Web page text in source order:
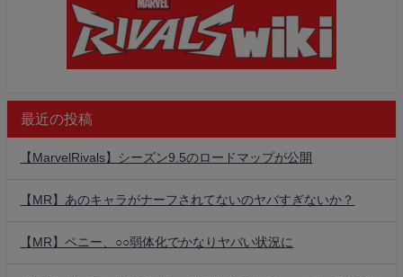
最近の投稿
【MarvelRivals】シーズン9.5のロードマップが公開
【MR】あのキャラがナーフされてないのヤバすぎないか？
【MR】ペニー、○○弱体化でかなりヤバい状況に